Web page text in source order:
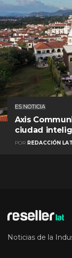
ES NOTICIA
Axis
ciudad
POR REDACCIÓN
Noticias de la